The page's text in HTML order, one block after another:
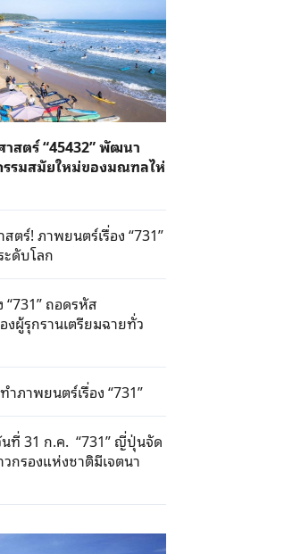
สตร์ “45432” พัฒนา
รมสมัยใหม่ของมณฑลไห่
ตร์! ภาพยนตร์เรื่อง “731”
ดับโลก
“731” ถอดรหัส
ผู้รุกรานเตรียมฉายทั่ว
ำภาพยนตร์เรื่อง “731”
นที่ 31 ก.ค. “731” ญี่ปุ่นจัด
กรองแห่งชาติมีเจตนา